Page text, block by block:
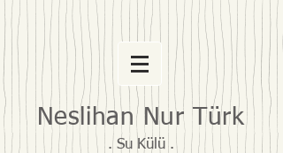
Neslihan Nur Türk
. Su Külü .